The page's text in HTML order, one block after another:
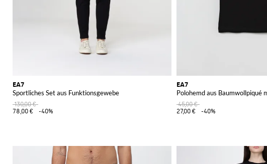
EA7
Sportliches Set aus Funktionsgewebe
130,00 €
78,00 €
-40%
EA7
Polohemd aus Baumwollpiqué
45,00 €
27,00 €
-40%